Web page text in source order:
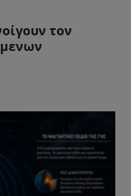
τον